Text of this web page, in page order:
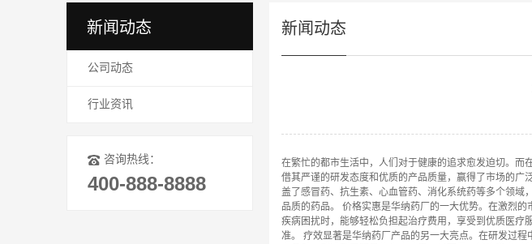
新闻动态
公司动态
行业资讯
咨询热线：
400-888-8888
新闻动态
在繁忙的都市生活中，人们对于健康的追求愈发迫切。
借其严谨的研发态度和优质的产品质量，赢得了市场的广
盖了感冒药、抗生素、心血管药、消化系统药等多个领
品质的药品。 价格实惠是华纳药厂的一大优势。在激烈
疾病困扰时，能够轻松负担起治疗费用，享受到优质医
准。 疗效显著是华纳药厂产品的另一大亮点。在研发过